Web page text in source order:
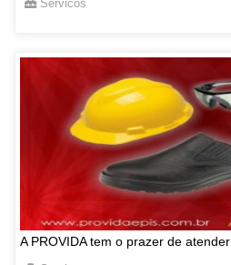
Servicos
A PROVIDA tem o prazer de atender